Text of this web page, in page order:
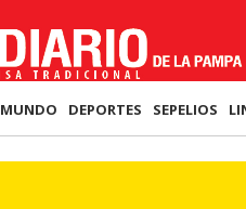
MUNDO DEPORTES SEPELIOS